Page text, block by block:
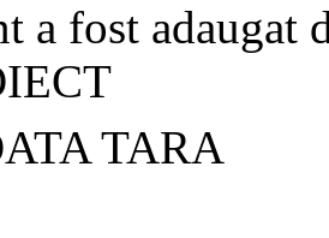
a fost adaugat
TARA